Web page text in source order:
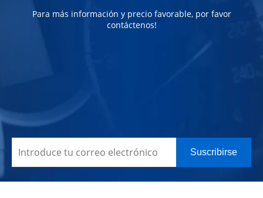
Para más información y precio favorable, por favor
contáctenos!
Suscribirse